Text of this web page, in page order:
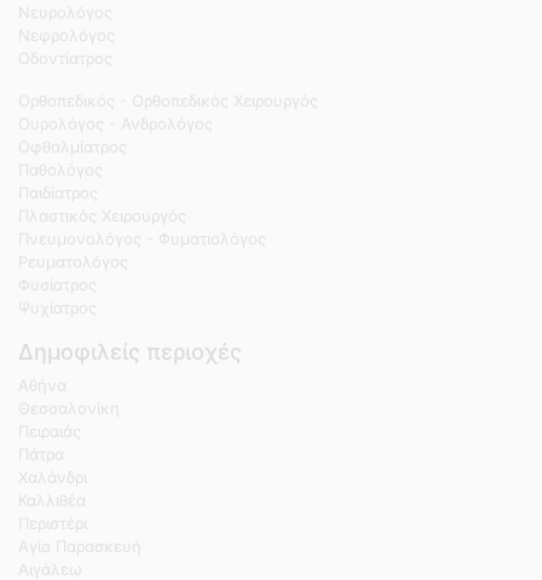
Νευρολόγος
Νεφρολόγος
Οδοντίατρος
Ορθοπεδικός - Ορθοπεδικός Χειρουργός
Ουρολόγος - Ανδρολόγος
Οφθαλμίατρος
Παθολόγος
Παιδίατρος
Πλαστικός Χειρουργός
Πνευμονολόγος - Φυματιολόγος
Ρευματολόγος
Φυσίατρος
Ψυχίατρος
Δημοφιλείς περιοχές
Αθήνα
Θεσσαλονίκη
Πειραιάς
Πάτρα
Χαλάνδρι
Καλλιθέα
Περιστέρι
Αγία Παρασκευή
Αιγάλεω